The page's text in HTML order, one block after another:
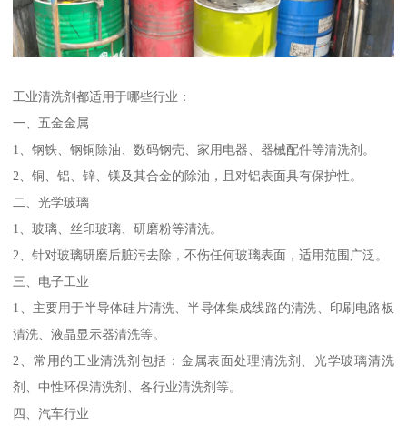
工业清洗剂都适用于哪些行业：
一、五金金属
1、钢铁、钢铜除油、数码钢壳、家用电器、器械配件等清洗剂。
2、铜、铝、锌、镁及其合金的除油，且对铝表面具有保护性。
二、光学玻璃
1、玻璃、丝印玻璃、研磨粉等清洗。
2、针对玻璃研磨后脏污去除，不伤任何玻璃表面，适用范围广泛。
三、电子工业
1、主要用于半导体硅片清洗、半导体集成线路的清洗、印刷电路板
清洗、液晶显示器清洗等。
2、常用的工业清洗剂包括：金属表面处理清洗剂、光学玻璃清洗
剂、中性环保清洗剂、各行业清洗剂等。
四、汽车行业